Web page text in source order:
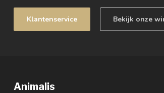
Klantenservice Bekijk onze
Animalis